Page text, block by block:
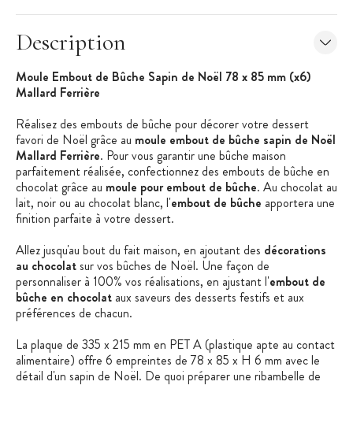
Description
Moule Embout de Bûche Sapin de Noël 78 x 85 mm (x6)
Mallard Ferrière
Réalisez des embouts de bûche pour décorer votre dessert
favori de Noël grâce au moule embout de bûche sapin de Noël
Mallard Ferrière. Pour vous garantir une bûche maison
parfaitement réalisée, confectionnez des embouts de bûche en
chocolat grâce au moule pour embout de bûche. Au chocolat au
lait, noir ou au chocolat blanc, l'embout de bûche apportera une
finition parfaite à votre dessert.
Allez jusqu'au bout du fait maison, en ajoutant des décorations
au chocolatsur vos bûches de Noël. Une façon de
personnaliser à 100% vos réalisations, en ajustant l'embout de
bûche en chocolat aux saveurs des desserts festifs et aux
préférences de chacun.
La plaque de 335 x 215 mm en PET A (plastique apte au contact
alimentaire) offre 6 empreintes de 78 x 85 x H 6 mm avec le
détail d'un sapin de Noël. De quoi préparer une ribambelle de